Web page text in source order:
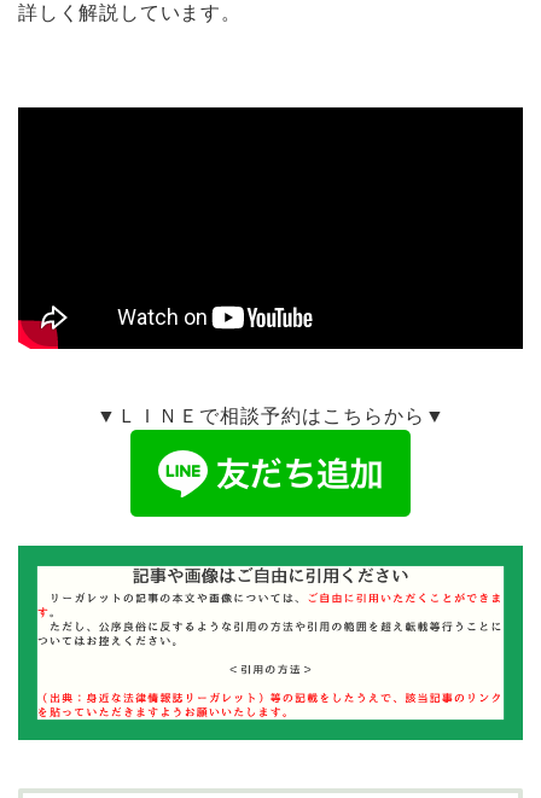
詳しく解説しています。
▼ＬＩＮＥで相談予約はこちらから▼